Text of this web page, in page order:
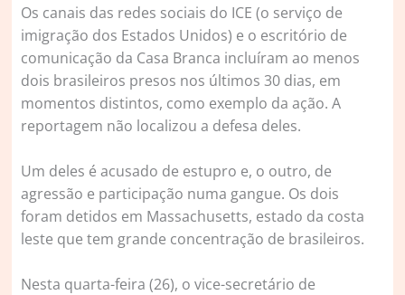
Os canais das redes sociais do ICE (o serviço de
imigração dos Estados Unidos) e o escritório de
comunicação da Casa Branca incluíram ao menos
dois brasileiros presos nos últimos 30 dias, em
momentos distintos, como exemplo da ação. A
reportagem não localizou a defesa deles.
Um deles é acusado de estupro e, o outro, de
agressão e participação numa gangue. Os dois
foram detidos em Massachusetts, estado da costa
leste que tem grande concentração de brasileiros.
Nesta quarta-feira (26), o vice-secretário de